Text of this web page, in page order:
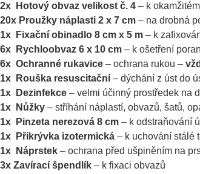
2x Hotový obvaz velikost č. 4 – k
20x Proužky náplasti 2 x 7 cm – na drobná
1x Fixační obinadlo 8 cm x 5 m – k
6x Rychloobvaz 6 x 10 cm – k ošetření
6x Ochranné rukavice – ochrana rukou –
1x Rouška resuscitační – dýchání z úst do
1x Dezinfekce – velmi účinný prostředek na
1x Nůžky – stříhání náplastí, obvazů, šatů,
1x Pinzeta nerezová 8 cm – k odstraňování
1x Přikrývka izotermická – k uchování stálé
1x Náprstek – ochrana před ušpiněním na
3x Zavírací špendlík – k fixaci obvazů